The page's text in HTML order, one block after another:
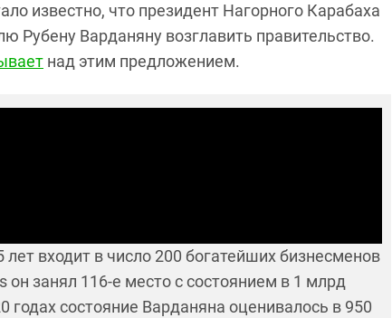
известно, что президент Нагорного Карабаха
Варданяну возглавить правительство.
над этим предложением.
входит в число 200 богатейших бизнесменов
он занял 116-е место с состоянием в 1 млрд
состояние Варданяна оценивалось в 950